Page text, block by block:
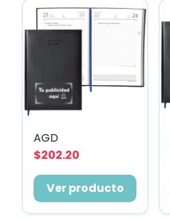
AGD
$202.20
Ver producto